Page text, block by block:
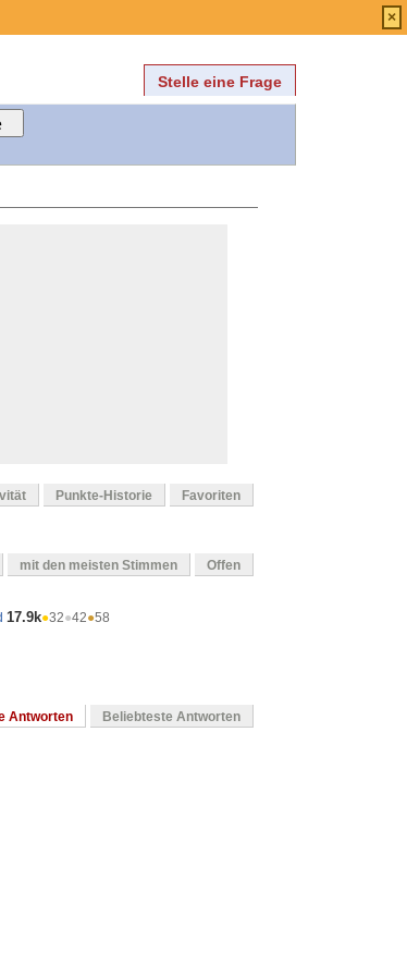
Stelle eine Frage
Punkte-Historie Favoriten
mit den meisten Stimmen Offen
17.9k●32●42●58
Antworten Beliebteste Antworten
×